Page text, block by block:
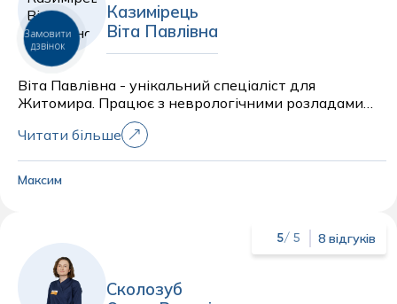
Казимірець
Віта Павлівна
Віта Павлівна - унікальний спеціаліст для
Житомира. Працює з неврологічними розладами
різного ступеня та вміє грамотно ставити діагноз,
закопуватись в корінь проблеми. Працює також з
епілепсією, має практичний досвід та навички, знає
методологію лікування. Допомагала неодноразово
Читати більше
Максим
5/ 5 8 відгуків
Сколозуб
Замовити
дзвінок